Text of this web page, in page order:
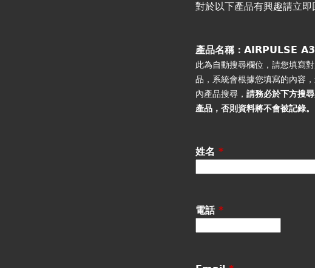
對於以下產品有興趣請立即
產品名稱：AIRPULSE
此為自動搜尋欄位，請您填寫
品，系統會根據您填寫的內容
內產品搜尋，請務必於下方搜
產品 ，否則資料將不會被記錄。
姓名*
電話*